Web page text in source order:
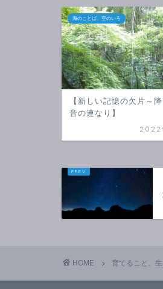
海のことば、空のいろ
【新しい記憶の欠片～
音の連なり】
2022
HOME 育てること、